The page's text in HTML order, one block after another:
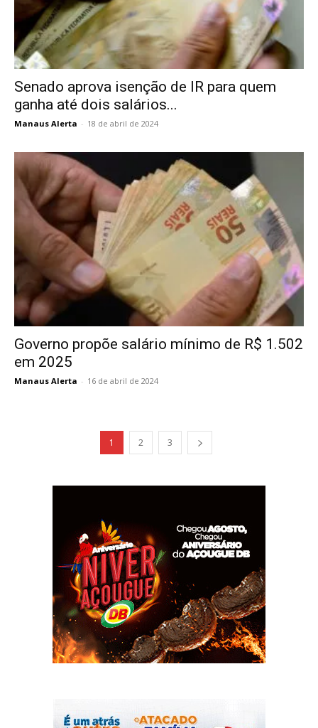
Senado aprova isenção de IR para quem
ganha até dois salários...
Manaus Alerta - 18 de abril de 2024
Governo propõe salário mínimo de R$ 1.502
em 2025
Manaus Alerta - 16 de abril de 2024
1 2 3